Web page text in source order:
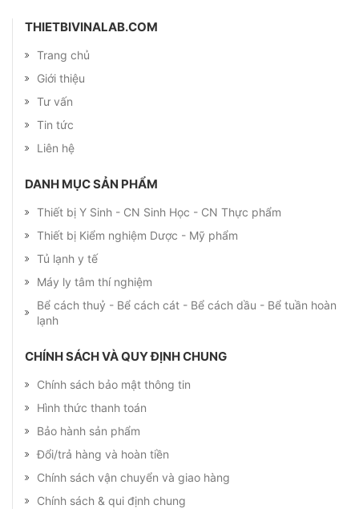
THIETBIVINALAB.COM
Trang chủ
Giới thiệu
Tư vấn
Tin tức
Liên hệ
DANH MỤC SẢN PHẨM
Thiết bị Y Sinh - CN Sinh Học - CN Thực phẩm
Thiết bị Kiểm nghiệm Dược - Mỹ phẩm
Tủ lạnh y tế
Máy ly tâm thí nghiệm
Bể cách thuỷ - Bể cách cát - Bể cách dầu - Bể tuần hoàn
lạnh
CHÍNH SÁCH VÀ QUY ĐỊNH CHUNG
Chính sách bảo mật thông tin
Hình thức thanh toán
Bảo hành sản phẩm
Đổi/trả hàng và hoàn tiền
Chính sách vận chuyển và giao hàng
Chính sách & qui định chung